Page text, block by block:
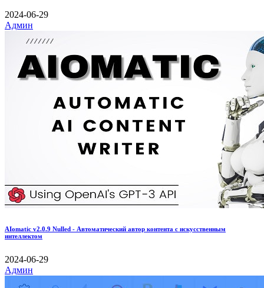
2024-06-29
Админ
AIomatic v2.0.9 Nulled - Автоматический автор контента с искусственным
интеллектом
2024-06-29
Админ